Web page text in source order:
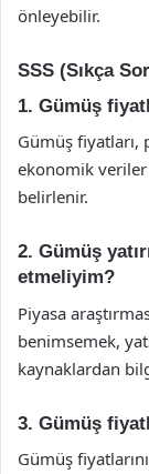
önleyebilir.
SSS (Sıkça
1. Gümüş
Gümüş fiyatları,
ekonomik veriler
belirlenir.
2. Gümüş
etmeliyim?
Piyasa
benimsemek,
kaynaklardan
3. Gümüş
Gümüş